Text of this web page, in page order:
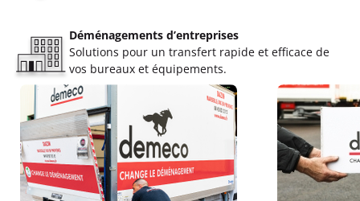
Déménagements d’entreprises
Solutions pour un transfert rapide et efficace de
vos bureaux et équipements.